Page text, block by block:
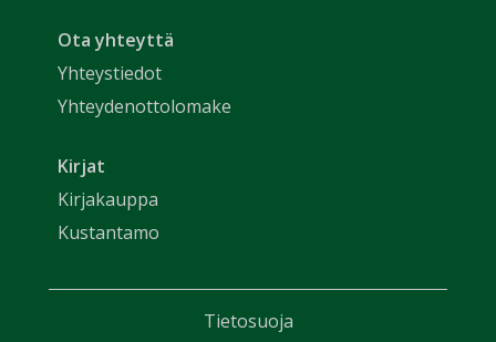
Ota yhteyttä
Yhteystiedot
Yhteydenottolomake
Kirjat
Kirjakauppa
Kustantamo
Tietosuoja